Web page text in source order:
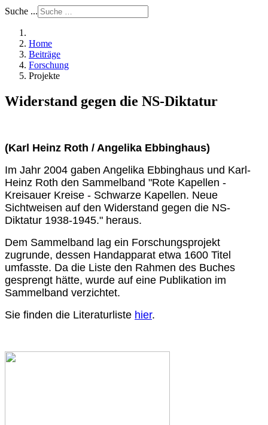
Suche ...
Home
Beiträge
Forschung
Projekte
Widerstand gegen die NS-Diktatur
(Karl Heinz Roth / Angelika Ebbinghaus)
Im Jahr 2004 gaben Angelika Ebbinghaus und Karl-
Heinz Roth den Sammelband "Rote Kapellen -
Kreisauer Kreise - Schwarze Kapellen. Neue
Sichtweisen auf den Widerstand gegen die NS-
Diktatur 1938-1945." heraus.
Dem Sammelband lag ein Forschungsprojekt
zugrunde, dessen Handapparat etwa 1600 Titel
umfasste. Da die Liste den Rahmen des Buches
gesprengt hätte, wurde auf eine Publikation im
Sammelband verzichtet.
Sie finden die Literaturliste hier.